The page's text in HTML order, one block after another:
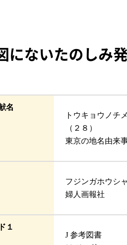
ないたのしみ
名
トウキョウノ
（２８）
東京の地名由来
フジンガホウシャ
婦人画報社
１
J 参考図書